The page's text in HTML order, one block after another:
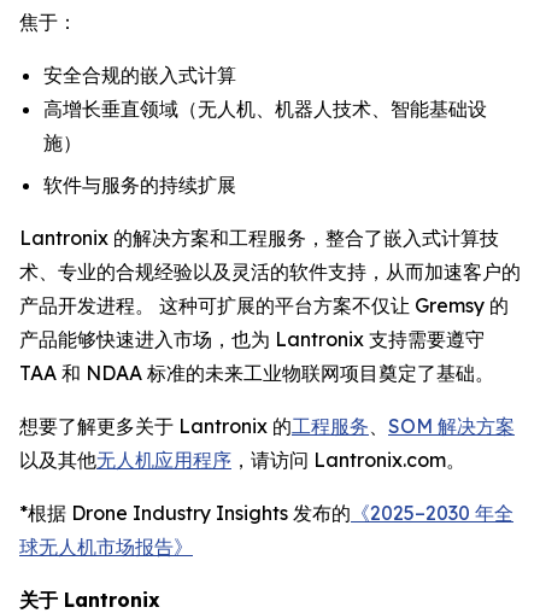
焦于：
安全合规的嵌入式计算
高增长垂直领域（无人机、机器人技术、智能基础设
施）
软件与服务的持续扩展
Lantronix 的解决方案和工程服务，整合了嵌入式计算技
术、专业的合规经验以及灵活的软件支持，从而加速客户的
产品开发进程。 这种可扩展的平台方案不仅让 Gremsy 的
产品能够快速进入市场，也为 Lantronix 支持需要遵守
TAA 和 NDAA 标准的未来工业物联网项目奠定了基础。
想要了解更多关于 Lantronix 的工程服务
SOM 解决方案
以及其他无人机应用程序 ，请访问 Lantronix.com。
*根据 Drone Industry Insights 发布的 《2025–2030 年全
球无人机市场报告》
关于 Lantronix